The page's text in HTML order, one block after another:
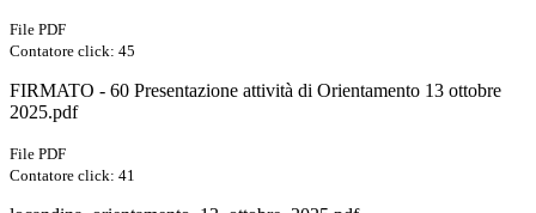
File PDF
Contatore click: 45
FIRMATO - 60 Presentazione attività di Orientamento 13 ottobre
2025.pdf
File PDF
Contatore click: 41